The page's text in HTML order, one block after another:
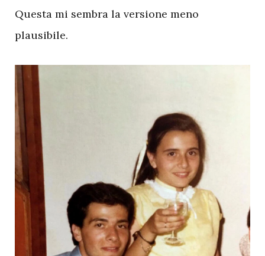
Questa mi sembra la versione meno
plausibile.